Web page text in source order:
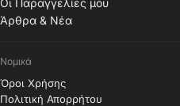
Οι Παραγγελίες μου
Άρθρα & Νέα
Νομικά
Όροι Χρήσης
Πολιτική Απορρήτου